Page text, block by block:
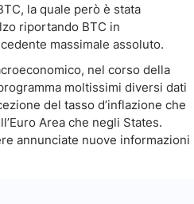
la quale però è stata
riportando BTC in
massimale assoluto.
nel corso della
moltissimi diversi dati
del tasso d’inflazione che
Area che negli States.
annunciate nuove informazioni